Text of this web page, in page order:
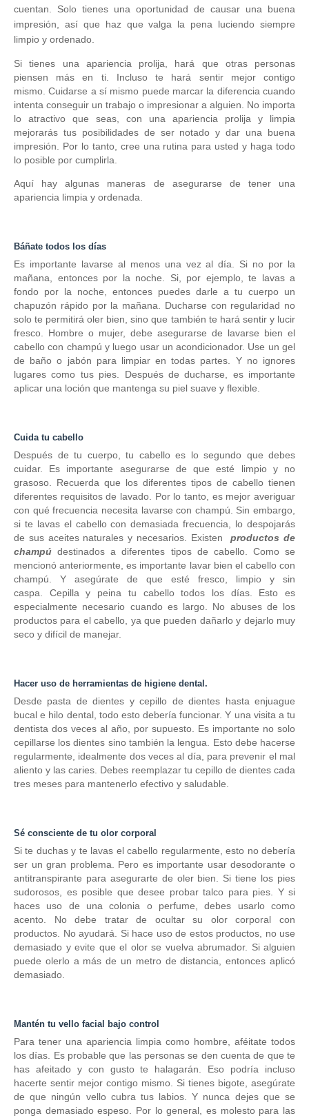
cuentan. Solo tienes una oportunidad de causar una buena
impresión, así que haz que valga la pena luciendo siempre
limpio y ordenado.
Si tienes una apariencia prolija, hará que otras personas
piensen más en ti. Incluso te hará sentir mejor contigo
mismo.Cuidarse a sí mismo puede marcar la diferencia cuando
intenta conseguir un trabajo o impresionar a alguien. No importa
lo atractivo que seas, con una apariencia prolija y limpia
mejorarás tus posibilidades de ser notado y dar una buena
impresión. Por lo tanto, cree una rutina para usted y haga todo
lo posible por cumplirla.
Aquí hay algunas maneras de asegurarse de tener una
apariencia limpia y ordenada.
Báñate todos los días
Es importante lavarse al menos una vez al día. Si no por la
mañana, entonces por la noche. Si, por ejemplo, te lavas a
fondo por la noche, entonces puedes darle a tu cuerpo un
chapuzón rápido por la mañana. Ducharse con regularidad no
solo te permitirá oler bien, sino que también te hará sentir y lucir
fresco. Hombre o mujer, debe asegurarse de lavarse bien el
cabello con champú y luego usar un acondicionador. Use un gel
de baño o jabón para limpiar en todas partes. Y no ignores
lugares como tus pies. Después de ducharse, es importante
aplicar una loción que mantenga su piel suave y flexible.
Cuida tu cabello
Después de tu cuerpo, tu cabello es lo segundo que debes
cuidar. Es importante asegurarse de que esté limpio y no
grasoso. Recuerda que los diferentes tipos de cabello tienen
diferentes requisitos de lavado. Por lo tanto, es mejor averiguar
con qué frecuencia necesita lavarse con champú. Sin embargo,
si te lavas el cabello con demasiada frecuencia, lo despojarás
de sus aceites naturales y necesarios. Existenproductos de
champú destinados a diferentes tipos de cabello. Como se
mencionó anteriormente, es importante lavar bien el cabello con
champú. Y asegúrate de que esté fresco, limpio y sin
caspa. Cepilla y peina tu cabello todos los días. Esto es
especialmente necesario cuando es largo. No abuses de los
productos para el cabello, ya que pueden dañarlo y dejarlo muy
seco y difícil de manejar.
Hacer uso de herramientas de higiene dental.
Desde pasta de dientes y cepillo de dientes hasta enjuague
bucal e hilo dental, todo esto debería funcionar.Y una visita a tu
dentista dos veces al año, por supuesto. Es importante no solo
cepillarse los dientes sino también la lengua. Esto debe hacerse
regularmente, idealmente dos veces al día, para prevenir el mal
aliento y las caries. Debes reemplazar tu cepillo de dientes cada
tres meses para mantenerlo efectivo y saludable.
Sé consciente de tu olor corporal
Si te duchas y te lavas el cabello regularmente, esto no debería
ser un gran problema. Pero es importante usar desodorante o
antitranspirante para asegurarte de oler bien. Si tiene los pies
sudorosos, es posible que desee probar talco para pies. Y si
haces uso de una colonia o perfume, debes usarlo como
acento. No debe tratar de ocultar su olor corporal con
productos. No ayudará. Si hace uso de estos productos, no use
demasiado y evite que el olor se vuelva abrumador. Si alguien
puede olerlo a más de un metro de distancia, entonces aplicó
demasiado.
Mantén tu vello facial bajo control
Para tener una apariencia limpia como hombre, aféitate todos
los días. Es probable que las personas se den cuenta de que te
has afeitado y con gusto te halagarán. Eso podría incluso
hacerte sentir mejor contigo mismo. Si tienes bigote, asegúrate
de que ningún vello cubra tus labios.Y nunca dejes que se
ponga demasiado espeso. Por lo general, es molesto para las